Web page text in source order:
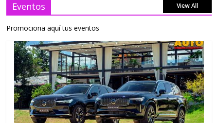
Eventos View All
Promociona aquí tus eventos